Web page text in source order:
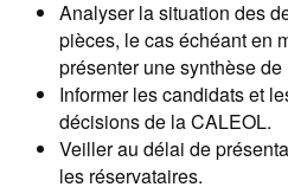
Analyser la situation des
pièces, le cas échéant en
présenter une synthèse
Informer les candidats et
décisions de la CALEOL.
Veiller au délai de
les réservataires.